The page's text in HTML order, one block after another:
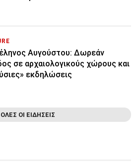
Αυγούστου: Δωρεάν
σε αρχαιολογικούς χώρους και
εκδηλώσεις
ΟΛΕΣ ΟΙ ΕΙΔΗΣΕΙΣ